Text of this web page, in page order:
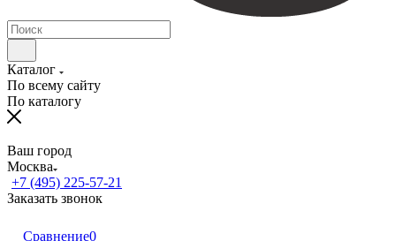
Каталог
По всему сайту
По каталогу
Ваш город
Москва
+7 (495) 225-57-21
Заказать звонок
Сравнение0